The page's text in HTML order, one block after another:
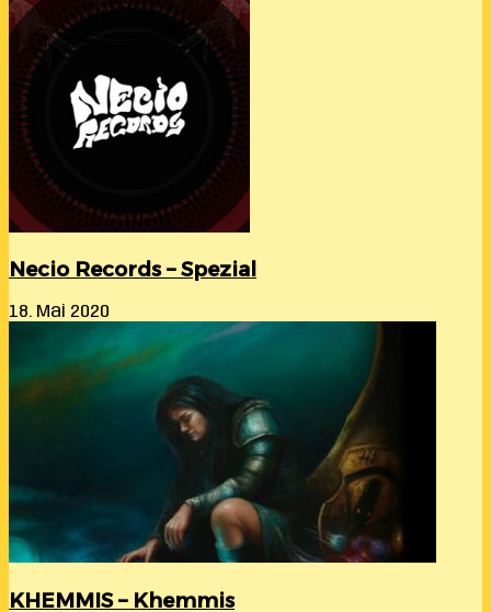
Necio Records – Spezial
18. Mai 2020
KHEMMIS – Khemmis